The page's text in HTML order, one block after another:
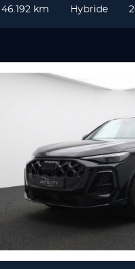
46.192 km Hybride